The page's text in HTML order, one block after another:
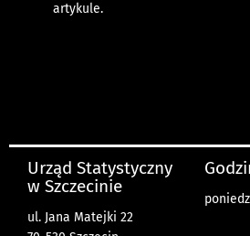
artykule.
Urząd Statystyczny
w Szczecinie
ul. Jana Matejki 22